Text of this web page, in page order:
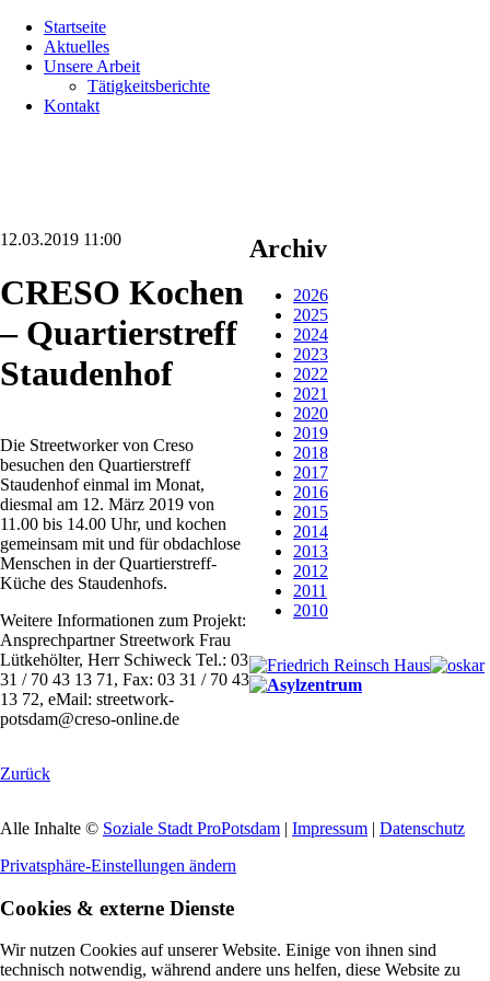
überspringen
Startseite
Aktuelles
Unsere Arbeit
Tätigkeitsberichte
Kontakt
12.03.2019 11:00
CRESO Kochen
– Quartierstreff
Staudenhof
Die Streetworker von Creso
besuchen den Quartierstreff
Staudenhof einmal im Monat,
diesmal am 12. März 2019 von
11.00 bis 14.00 Uhr, und kochen
gemeinsam mit und für obdachlose
Menschen in der Quartierstreff-
Küche des Staudenhofs.
Weitere Informationen zum Projekt:
Ansprechpartner Streetwork Frau
Lütkehölter, Herr Schiweck Tel.: 03
31 / 70 43 13 71, Fax: 03 31 / 70 43
13 72, eMail: streetwork-
potsdam@creso-online.de
Zurück
Archiv
2026
2025
2024
2023
2022
2021
2020
2019
2018
2017
2016
2015
2014
2013
2012
2011
2010
Alle Inhalte © Soziale Stadt ProPotsdam | Impressum | Datenschutz
Privatsphäre-Einstellungen ändern
Cookies & externe Dienste
Wir nutzen Cookies auf unserer Website. Einige von ihnen sind
technisch notwendig, während andere uns helfen, diese Website zu